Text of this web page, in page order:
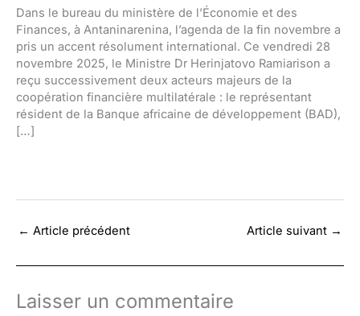
Dans le bureau du ministère de l’Économie et des
Finances, à Antaninarenina, l’agenda de la fin novembre a
pris un accent résolument international. Ce vendredi 28
novembre 2025, le Ministre Dr Herinjatovo Ramiarison a
reçu successivement deux acteurs majeurs de la
coopération financière multilatérale : le représentant
résident de la Banque africaine de développement (BAD),
[…]
← Article précédent Article suivant →
Laisser un commentaire